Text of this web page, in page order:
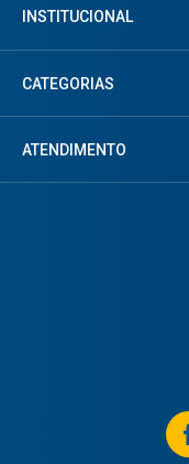
INSTITUCIONAL
CATEGORIAS
ATENDIMENTO